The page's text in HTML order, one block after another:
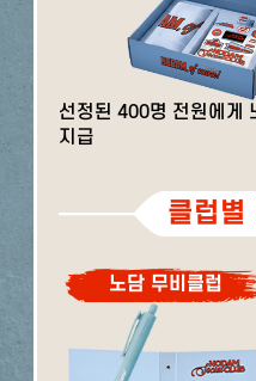
선정된 400명 전원에게
지급
클럽별
노담 무비클럽